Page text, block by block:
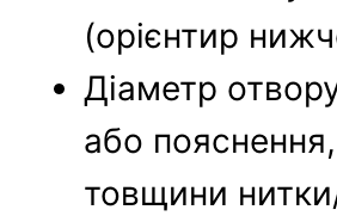
(орієнтир
Діаметр
або
товщини